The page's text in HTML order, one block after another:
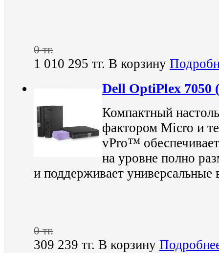
0 тг.
1 010 295 тг. В корзину
Dell OptiPlex 7050
Компактный
фактором Micro и
vPro™
на уровне полно
и поддерживает
0 тг.
309 239 тг. В корзину